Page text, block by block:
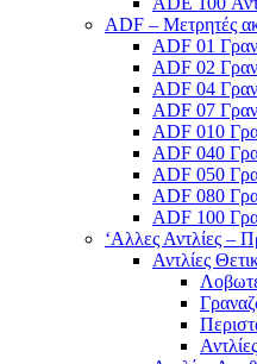
ADF – Μετρητές
ADF 01
ADF 02
ADF 04
ADF 07
ADF 010
ADF 040
ADF 050
ADF 080
ADF 100
‘Αλλες Αντλίες –
Αντλίες